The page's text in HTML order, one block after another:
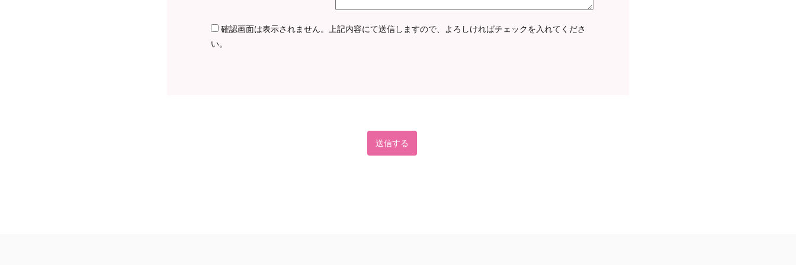
確認画面は表示されません。上記内容にて送信しますので、よろしければチェックを入れてくださ
い。